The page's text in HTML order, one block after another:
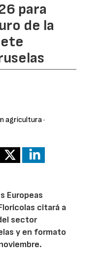
para
de la
agricultura·
Europeas
citará a
sector
y en formato